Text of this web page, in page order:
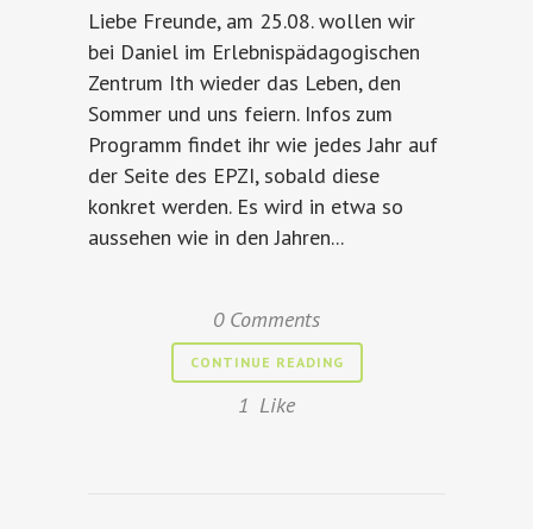
Liebe Freunde, am 25.08. wollen wir
bei Daniel im Erlebnispädagogischen
Zentrum Ith wieder das Leben, den
Sommer und uns feiern. Infos zum
Programm findet ihr wie jedes Jahr auf
der Seite des EPZI, sobald diese
konkret werden. Es wird in etwa so
aussehen wie in den Jahren...
0 Comments
CONTINUE READING
1 Like